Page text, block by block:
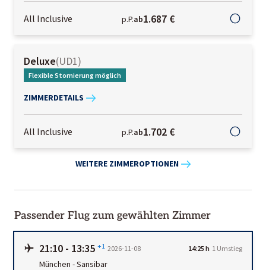
All Inclusive p.P.ab1.687 €
Deluxe(UD1)
Flexible Stornierung möglich
ZIMMERDETAILS
All Inclusive p.P.ab1.702 €
WEITERE ZIMMEROPTIONEN
Passender Flug zum gewählten Zimmer
21:10 - 13:35 +1 2026-11-08 14:25 h 1 Umstieg
München -Sansibar